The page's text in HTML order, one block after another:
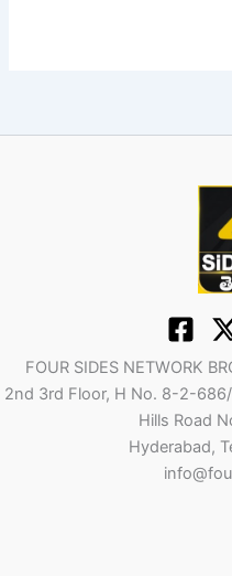
FOUR SIDES NETWORK
2nd 3rd Floor, H No. 8-2-
Hills Road
Hyderabad,